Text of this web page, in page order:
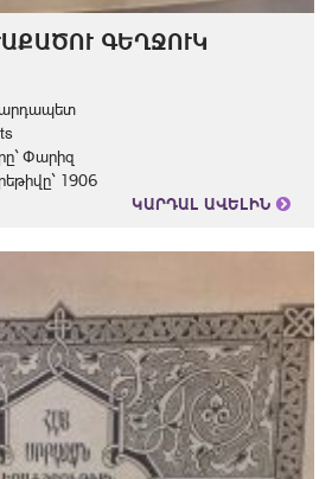
ԳԵՂՋՈՒԿ
Փարիզ
1906
ԿԱՐԴԱԼ ԱՎԵԼԻՆ